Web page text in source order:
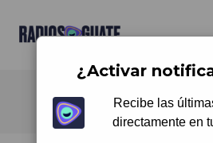
Radios Guate
¿Activar
Recibe las
directamente en